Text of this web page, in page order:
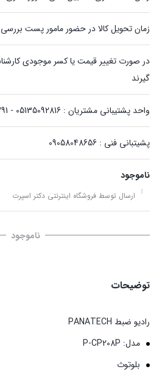
زمان تحویل کالا در حضور مامور پست بررسی
در صورت تغییر قیمت یا کسر موجودی
گیرند
واحد پشتیبانی مشتریان : 05135092816 - 09157153791
پشیتبانی فنی : 09058048656
ناموجود
ارسال توسط فروشگاه اینترنتی دکتر اسپرت
ناموجود
توضیحات
رادیو ضبط PANATECH
مدل: P-CP208P
بلوتوث